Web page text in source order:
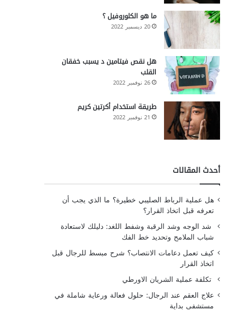
ما هو الكلوروفيل ؟
20 ديسمبر 2022
هل نقص فيتامين د يسبب خفقان
القلب
26 نوفمبر 2022
طريقة استخدام أكرتين كريم
21 نوفمبر 2022
أحدث المقالات
هل عملية الرباط الصليبي خطيرة؟ ما الذي يجب أن
تعرفه قبل اتخاذ القرار؟
شد الوجه وشد الرقبة وشفط اللغد: دليلك لاستعادة
شباب الملامح وتحديد خط الفك
كيف تعمل دعامات الانتصاب؟ شرح مبسط للرجال قبل
اتخاذ القرار
تكلفة عملية الشريان الاورطي
علاج العقم عند الرجال: حلول فعالة ورعاية شاملة في
مستشفى بداية